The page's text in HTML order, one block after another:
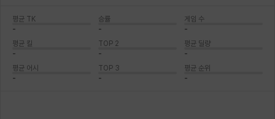
평균 TK
-
승률
-
게임 수
-
평균 킬
-
TOP 2
-
평균 딜량
-
평균 어시
-
TOP 3
-
평균 순위
-